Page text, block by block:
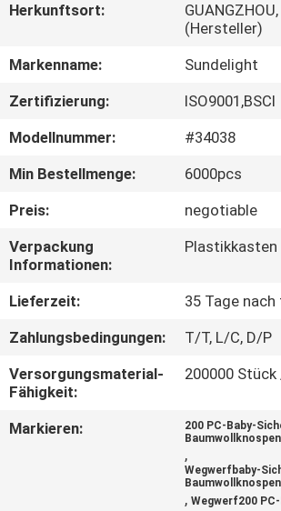
UNS
FABRIK
QUALITÄTSKONTROLLE
KONTAKT
NACHRICHTEN
ALLE
FÄLLE
Herkunftsort:
(Hersteller)
Markenname:
Sundelight
Zertifizierung:
ISO9001,BSCI
Modellnummer:
#34038
Min Bestellmenge:
6000pcs
Preis:
negotiable
Verpackung
Informationen:
Plastikkasten
Lieferzeit:
35 Tage
Zahlungsbedingungen:
T/T, L/C, D/P
Versorgungsmaterial-
Fähigkeit:
200000 Stück
Markieren:
200 PC-Baby-
Baumwollknospen
,
Wegwerfbaby-
Baumwollknospen
,Wegwerf200